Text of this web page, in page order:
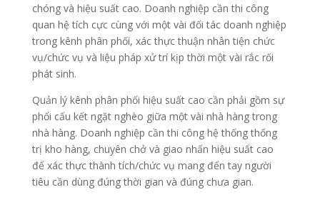
chóng và hiệu suất cao. Doanh nghiệp cần thi công
quan hệ tích cực cùng với một vài đối tác doanh nghiệp
trong kênh phân phối, xác thực thuận nhân tiện chức
vụ/chức vụ và liệu pháp xử trí kịp thời một vài rắc rối
phát sinh.
Quản lý kênh phân phối hiệu suất cao cần phải gồm sự
phối cấu kết ngặt nghèo giữa một vài nhà hàng trong
nhà hàng. Doanh nghiệp cần thi công hệ thống thống
trị kho hàng, chuyên chở và giao nhấn hiệu suất cao
để xác thực thành tích/chức vụ mang đến tay người
tiêu cần dùng đúng thời gian và đúng chưa gian.